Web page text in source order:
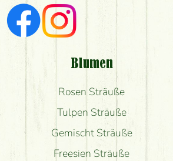
Blumen
Rosen Sträuße
Tulpen Sträuße
Gemischt Sträuße
Freesien Sträuße